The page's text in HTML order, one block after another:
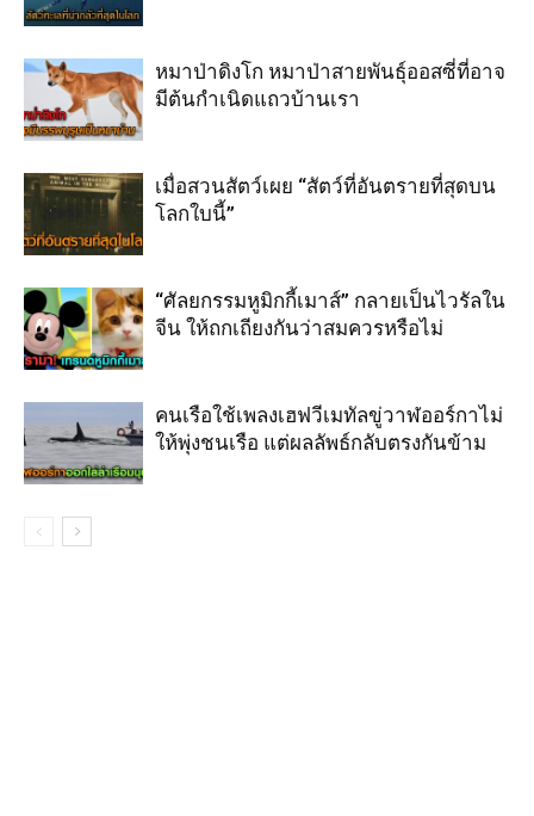
หมาป่าดิงโก หมาป่าสายพันธุ์ออสซี่ที่อาจ
มีต้นกำเนิดแถวบ้านเรา
เมื่อสวนสัตว์เผย “สัตว์ที่อันตรายที่สุดบน
โลกใบนี้”
“ศัลยกรรมหูมิกกี้เมาส์” กลายเป็นไวรัลใน
จีน ให้ถกเถียงกันว่าสมควรหรือไม่
คนเรือใช้เพลงเฮฟวีเมทัลขู่วาฬออร์กาไม่
ให้พุ่งชนเรือ แต่ผลลัพธ์กลับตรงกันข้าม